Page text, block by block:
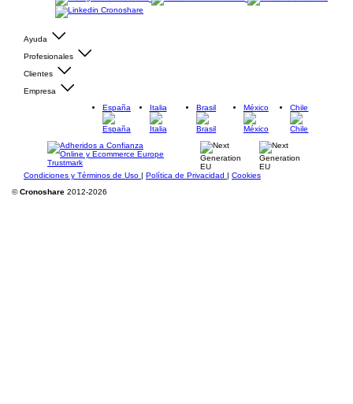
Ayuda
Profesionales
Clientes
Empresa
España
Italia Brasil México Chile
Condiciones y Términos de Uso | Política de Privacidad | Cookies
©Cronoshare 2012-2026